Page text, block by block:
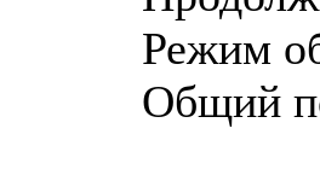
Режим
Общий